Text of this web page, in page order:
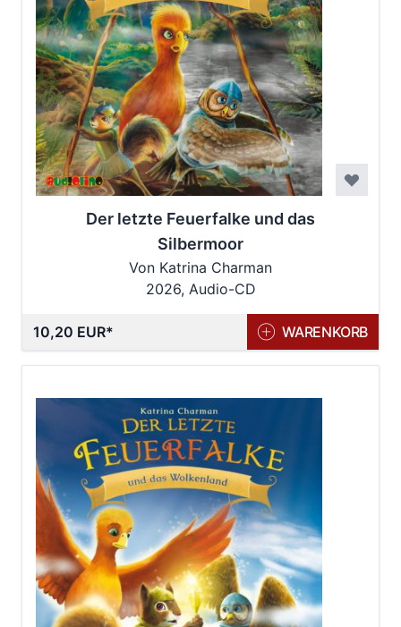
Der letzte Feuerfalke und das
Silbermoor
Von Katrina Charman
2026, Audio-CD
10,20 EUR WARENKORB